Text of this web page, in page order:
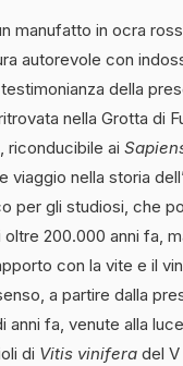
manufatto in ocra
autorevole con
della
nella Grotta di
riconducibile ai
viaggio nella storia
per gli studiosi, che
200.000 anni fa,
con la vite e il
a partire dalla
anni fa, venute alla
di Vitis vinifera del